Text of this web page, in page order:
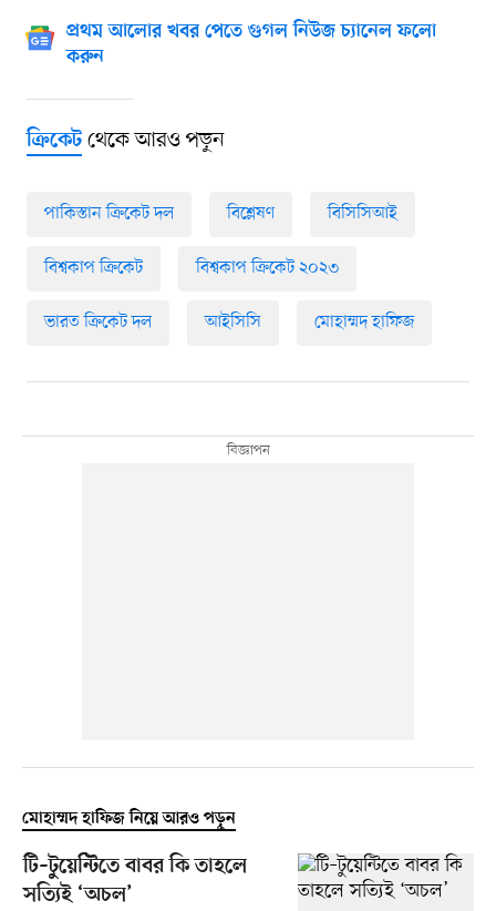
প্রথম আলোর খবর পেতে গুগল নিউজ চ্যানেল ফলো
করুন
ক্রিকেটথেকে আরও পড়ুন
পাকিস্তান ক্রিকেট দল বিশ্লেষণ বিসিসিআই
বিশ্বকাপ ক্রিকেট বিশ্বকাপ ক্রিকেট ২০২৩
ভারত ক্রিকেট দল আইসিসি মোহাম্মদ হাফিজ
মোহাম্মদ হাফিজ নিয়ে আরও পড়ুন
টি–টুয়েন্টিতে বাবর কি তাহলে
সত্যিই ‘অচল’